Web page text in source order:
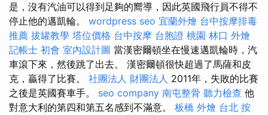
是，沒有汽油可以得到足夠的嚮導，因此英國飛行員不得不
停止他的邁凱輪。 wordpress seo 宜蘭外燴 台中按摩排毒
推薦 拔罐教學 塔位價格 台中按摩 台胞證 桃園 林口 外燴
記帳士 初會 室內設計圖 當漢密爾頓坐在慢速邁凱輪時，汽
車滾下來，然後跳了出去。 漢密爾頓很快超過了馬薩和皮
克，贏得了比賽。 社團法人 財團法人 2011年，失敗的比賽
之後是英國賽車手。 seo company 南屯整骨 聽力檢查 他
對意大利的第四和第五名感到不滿意。 板橋 外燴 台北 按